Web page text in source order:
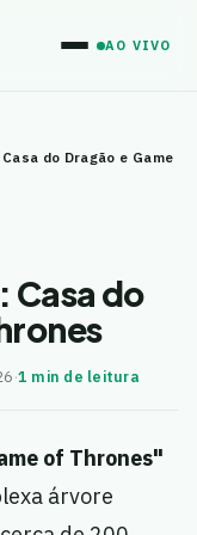
AO VIVO
do Dragão e Game
Casa do
·1 min de leitura
of Thrones"
árvore